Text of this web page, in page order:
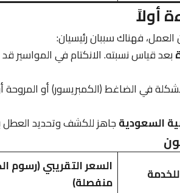
أولاً
فهناك سببان رئيسيان:
بعد قياس نسبته. الانكتام في المواسير
في الضاغط (الكمبريسور) أو المروحة
السعوديةجاهز للكشف وتحديد العطل
السعر التقريبي (رسوم
منفصلة)